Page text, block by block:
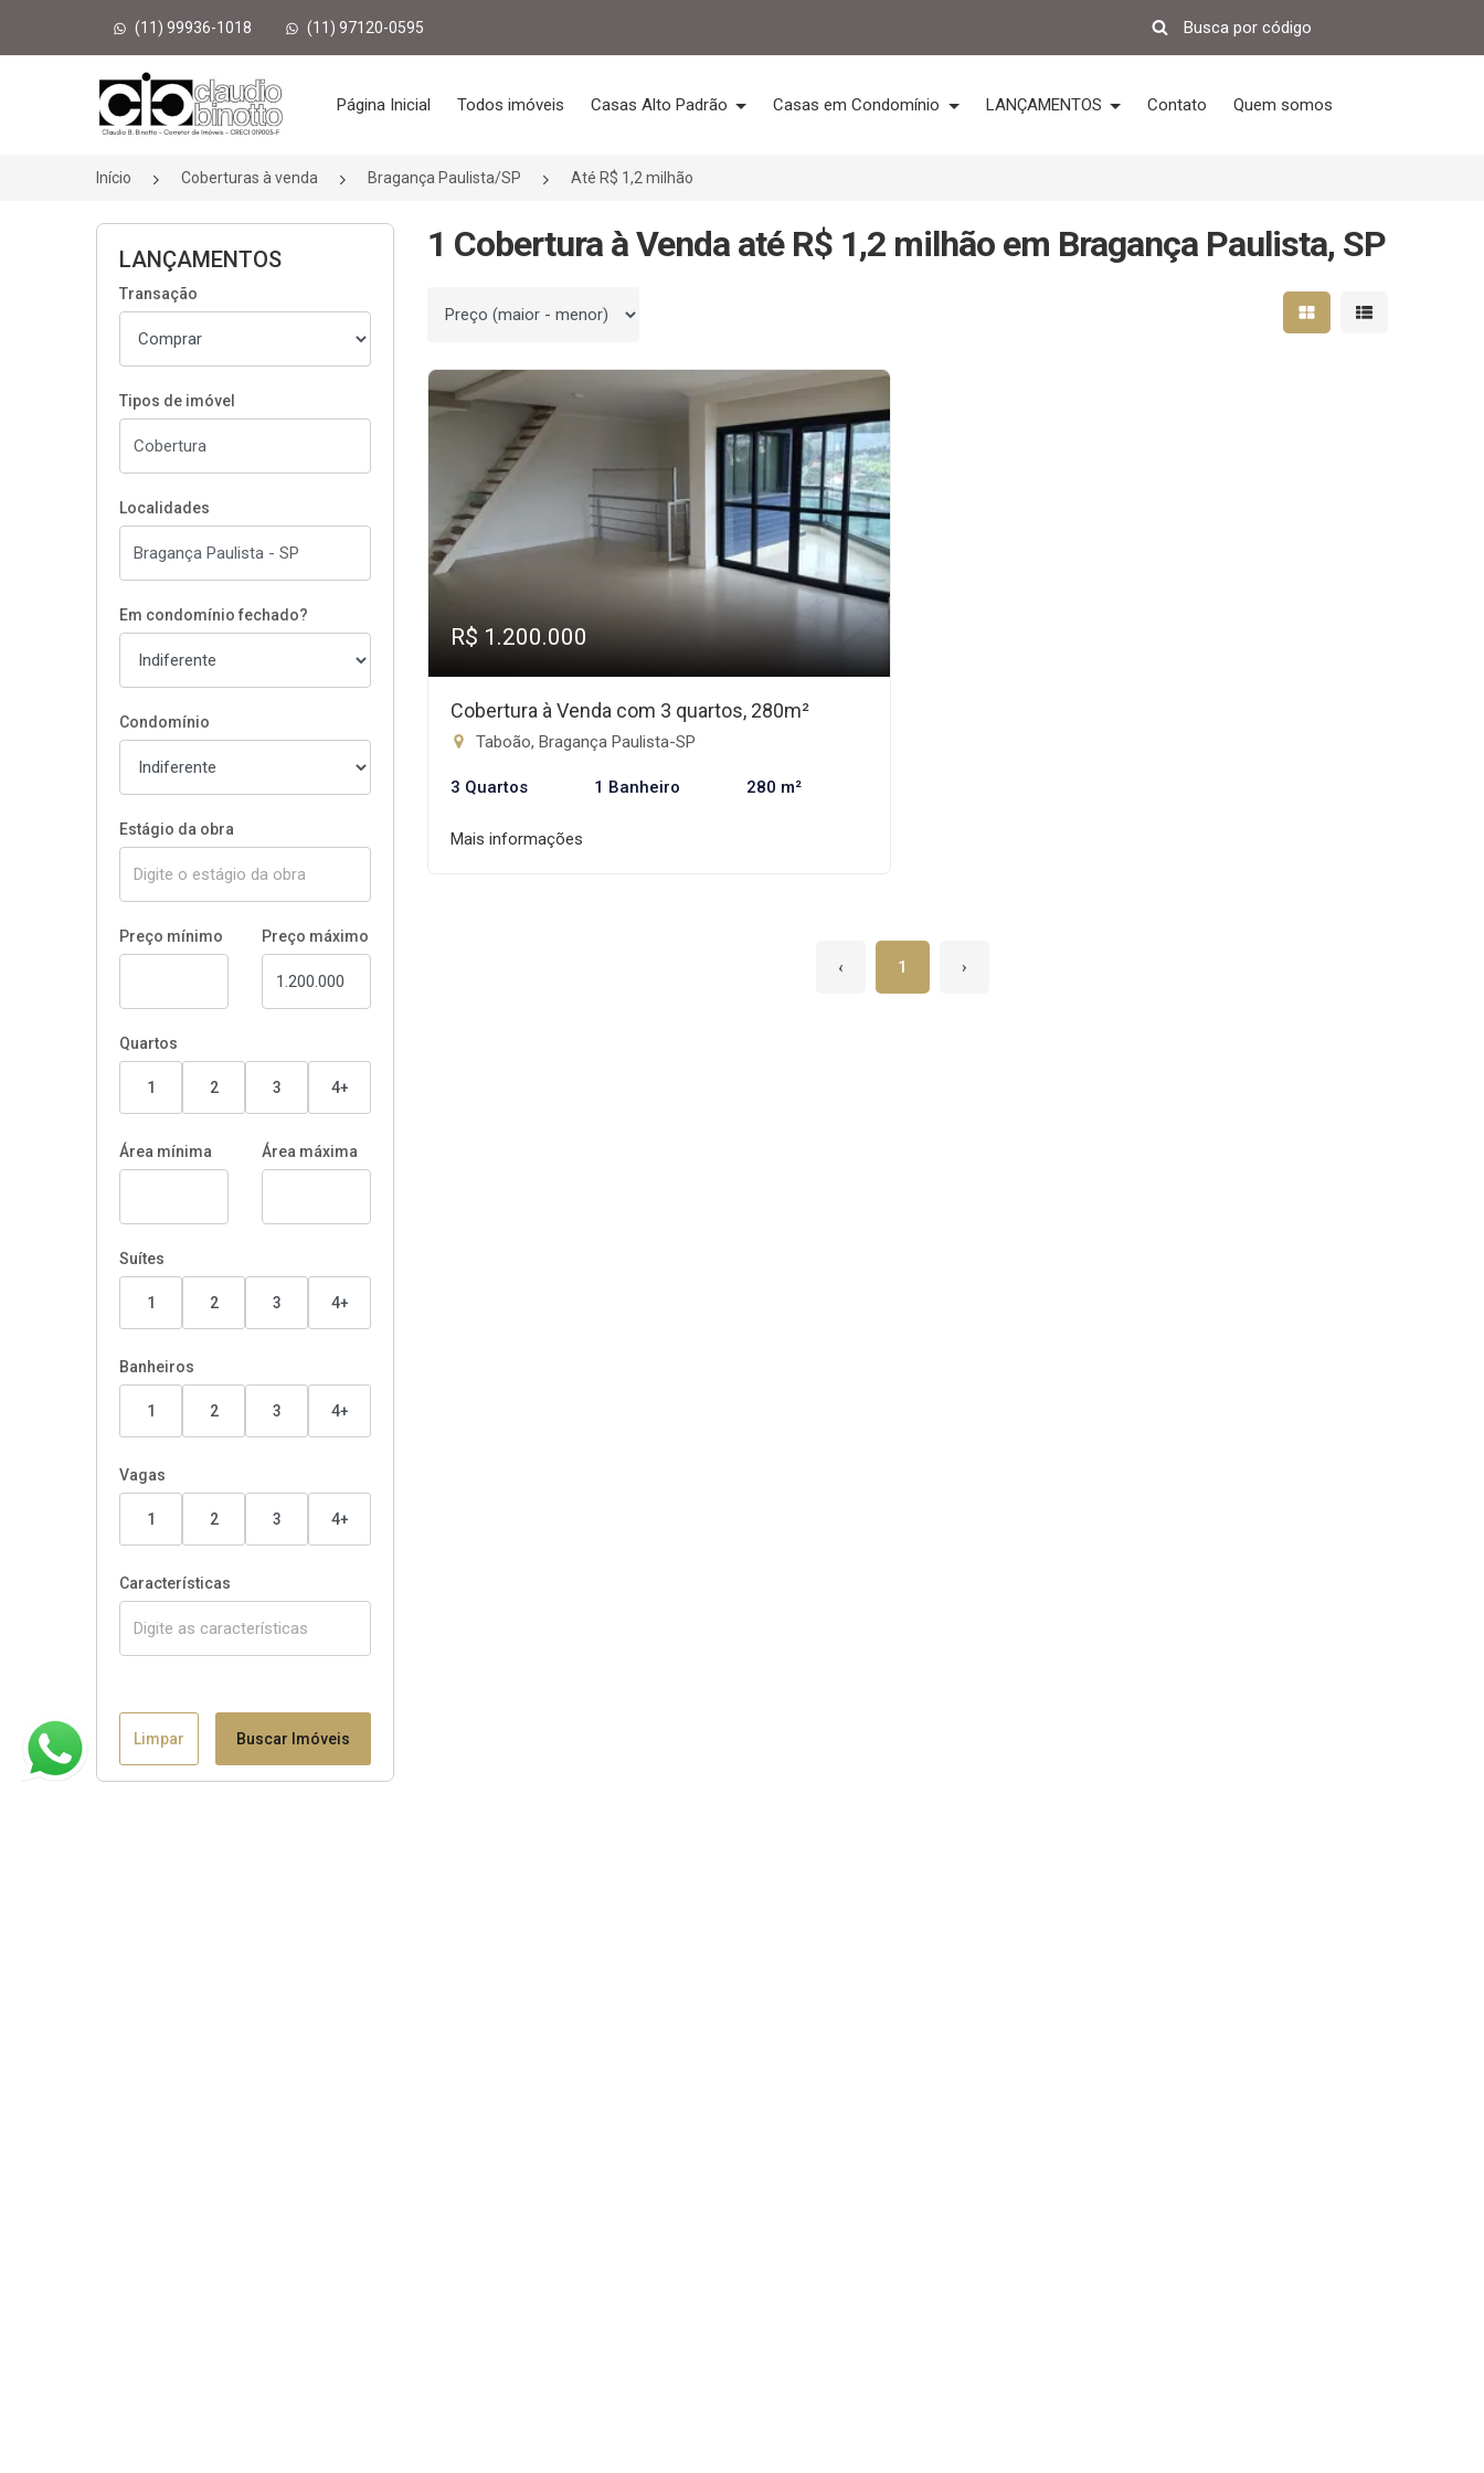
(11) 99936-1018 (11) 97120-0595
Página inicial
Página Inicial Todos imóveis Casas Alto Padrão Casas em Condomínio LANÇAMENTOS Contato Quem somos
Início Coberturas à venda Bragança Paulista/SP Até R$ 1,2 milhão
LANÇAMENTOS
Transação
Tipos de imóvel
Localidades
Em condomínio fechado?
Condomínio
Estágio da obra
Preço mínimo Preço máximo
Quartos
1 2 3 4+
Área mínima Área máxima
Suítes
1 2 3 4+
Banheiros
1 2 3 4+
Vagas
1 2 3 4+
Características
Limpar Buscar Imóveis
1 Cobertura à Venda até R$ 1,2 milhão em Bragança Paulista, SP
Ordenar por Mostrar resultados em
Mostrar
R$ 1.200.000
Cobertura à Venda com 3 quartos, 280m²
Taboão, Bragança Paulista-SP
3 Quartos 1 Banheiro 280 m²
Mais informações
‹ 1 ›